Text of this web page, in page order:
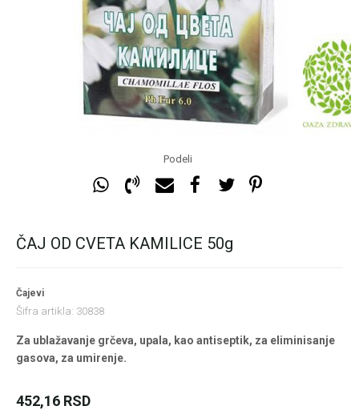
Podeli
ČAJ OD CVETA KAMILICE 50g
Čajevi
Šifra artikla: 30838
Za ublažavanje grčeva, upala, kao antiseptik, za eliminisanje
gasova, za umirenje.
452,16 RSD